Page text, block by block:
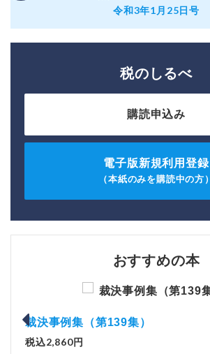
令和3年1月25日号
税のしるべ
購読申込み
電子版新規利用登録
（本紙のみを購読中の方）
おすすめの本
裁決事例集（第139集）
税込2,860円